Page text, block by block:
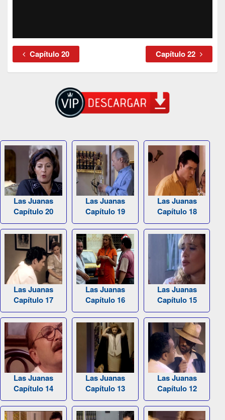
Capítulo 20 Capítulo 22
Las Juanas
Capítulo 20
Las Juanas
Capítulo 19
Las Juanas
Capítulo 18
Las Juanas
Capítulo 17
Las Juanas
Capítulo 16
Las Juanas
Capítulo 15
Las Juanas
Capítulo 14
Las Juanas
Capítulo 13
Las Juanas
Capítulo 12